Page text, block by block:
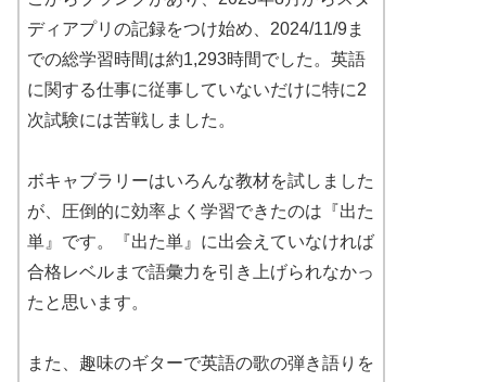
ディアプリの記録をつけ始め、2024/11/9ま
での総学習時間は約1,293時間でした。英語
に関する仕事に従事していないだけに特に2
次試験には苦戦しました。
ボキャブラリーはいろんな教材を試しました
が、圧倒的に効率よく学習できたのは『出た
単』です。『出た単』に出会えていなければ
合格レベルまで語彙力を引き上げられなかっ
たと思います。
また、趣味のギターで英語の歌の弾き語りを